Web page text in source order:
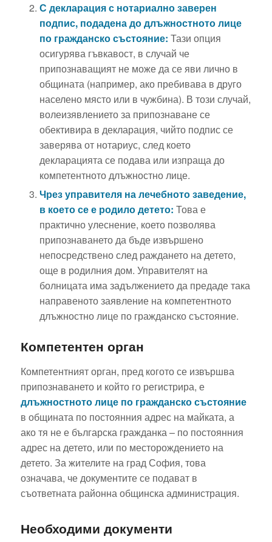
С декларация с нотариално заверен
подпис, подадена до длъжностното лице
по гражданско състояние: Тази опция
осигурява гъвкавост, в случай че
припознаващият не може да се яви лично в
общината (например, ако пребивава в друго
населено място или в чужбина). В този случай,
волеизявлението за припознаване се
обективира в декларация, чийто подпис се
заверява от нотариус, след което
декларацията се подава или изпраща до
компетентното длъжностно лице.
Чрез управителя на лечебното заведение,
в което се е родило детето: Това е
практично улеснение, което позволява
припознаването да бъде извършено
непосредствено след раждането на детето,
още в родилния дом. Управителят на
болницата има задължението да предаде така
направеното заявление на компетентното
длъжностно лице по гражданско състояние.
Компетентен орган
Компетентният орган, пред когото се извършва
припознаването и който го регистрира, е
длъжностното лице по гражданско състояние
в общината по постоянния адрес на майката, а
ако тя не е българска гражданка – по постоянния
адрес на детето, или по месторождението на
детето. За жителите на град София, това
означава, че документите се подават в
съответната районна общинска администрация.
Необходими документи